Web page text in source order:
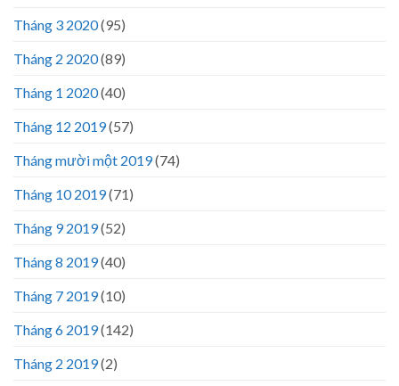
Tháng 3 2020(95)
Tháng 2 2020(89)
Tháng 1 2020(40)
Tháng 12 2019(57)
Tháng mười một 2019(74)
Tháng 10 2019(71)
Tháng 9 2019(52)
Tháng 8 2019(40)
Tháng 7 2019(10)
Tháng 6 2019(142)
Tháng 2 2019(2)